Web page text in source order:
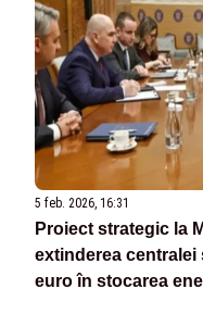
5 feb. 2026, 16:31
Proiect strategic la
extinderea centralei
euro în stocarea